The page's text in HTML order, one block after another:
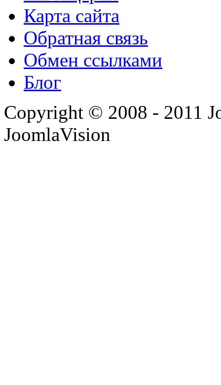
Карта сайта
Обратная связь
Обмен ссылками
Блог
Copyright © 2008 - 2011
JoomlaVision